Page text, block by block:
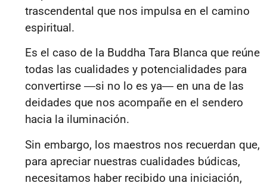
trascendental que nos impulsa en el camino
espiritual.
Es el caso de la Buddha Tara Blanca que reúne
todas las cualidades y potencialidades para
convertirse ―si no lo es ya― en una de las
deidades que nos acompañe en el sendero
hacia la iluminación.
Sin embargo, los maestros nos recuerdan que,
para apreciar nuestras cualidades búdicas,
necesitamos haber recibido una iniciación,